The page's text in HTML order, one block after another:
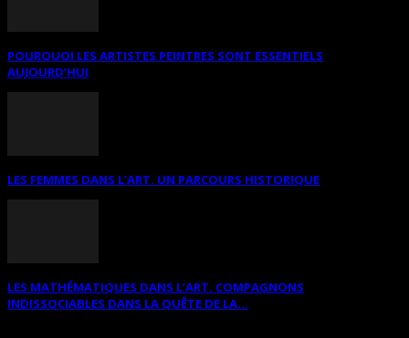
POURQUOI LES ARTISTES PEINTRES SONT ESSENTIELS
AUJOURD’HUI
LES FEMMES DANS L’ART. UN PARCOURS HISTORIQUE
LES MATHÉMATIQUES DANS L’ART. COMPAGNONS
INDISSOCIABLES DANS LA QUÊTE DE LA...